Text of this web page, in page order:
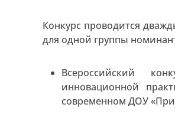
Конкурс проводится
для одной группы
Всероссийский
инновационной
современном ДОУ